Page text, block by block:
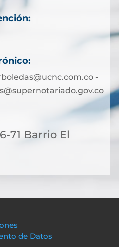
-
71 Barrio El
de Datos